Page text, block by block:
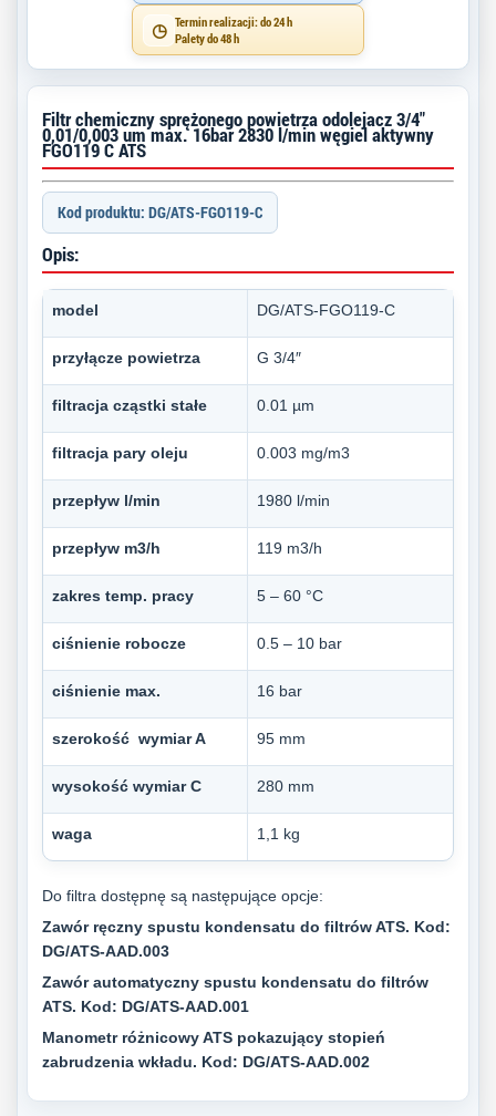
Filtr chemiczny sprężonego powietrza odolejacz 3/4"
0,01/0,003 um max. 16bar 2830 l/min węgiel aktywny
FGO119 C ATS
Kod produktu: DG/ATS-FGO119-C
Opis:
model DG/ATS-FGO119-C
przyłącze powietrza G 3/4″
filtracja cząstki stałe 0.01 µm
filtracja pary oleju 0.003 mg/m3
przepływ l/min 1980 l/min
przepływ m3/h 119 m3/h
zakres temp. pracy 5 – 60 °C
ciśnienie robocze 0.5 – 10 bar
ciśnienie max. 16 bar
szerokość wymiar A 95 mm
wysokość wymiar C 280 mm
waga 1,1 kg
Do filtra dostępnę są następujące opcje:
Zawór ręczny spustu kondensatu do filtrów ATS. Kod:
DG/ATS-AAD.003
Zawór automatyczny spustu kondensatu do filtrów
ATS. Kod: DG/ATS-AAD.001
Manometr różnicowy ATS pokazujący stopień
zabrudzenia wkładu. Kod: DG/ATS-AAD.002
◷ Termin realizacji: do 24 h
Palety do 48 h